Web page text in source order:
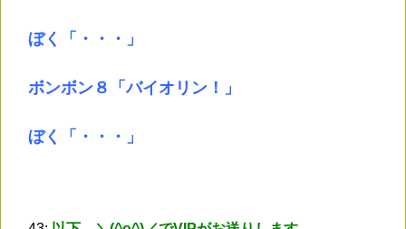
ぼく「・・・」
ボンボン８「バイオリン！」
ぼく「・・・」